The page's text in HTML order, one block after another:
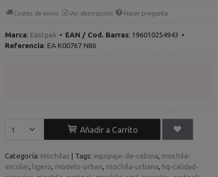
Costes de envío Ver descripción Hacer pregunta
Marca: Eastpak • EAN / Cod. Barras: 196010254943 •
Referencia: EA K00767 N86
Añadir a Carrito
Categoría: Mochilas | Tags: equipaje-de-cabina mochila-
escolar
ligero modelo-urban mochila-urbana hq-calidad-